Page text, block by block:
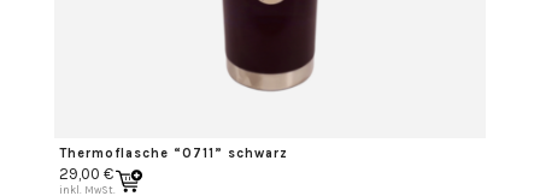
Thermoflasche “0711” schwarz
29,00 €
inkl. MwSt.